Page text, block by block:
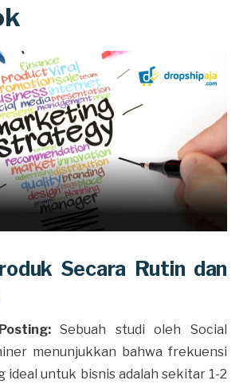
Secara Rutin dan
Sebuah studi oleh Social
menunjukkan bahwa frekuensi
ideal untuk bisnis adalah sekitar 1-2